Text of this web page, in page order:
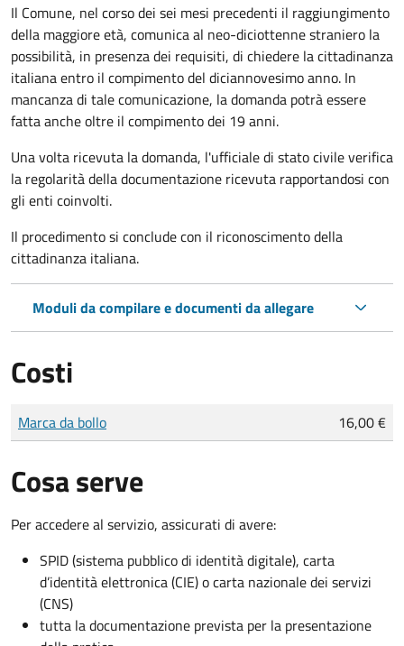
Il Comune, nel corso dei sei mesi precedenti il raggiungimento
della maggiore età, comunica al neo-diciottenne straniero la
possibilità, in presenza dei requisiti, di chiedere la cittadinanza
italiana entro il compimento del diciannovesimo anno. In
mancanza di tale comunicazione, la domanda potrà essere
fatta anche oltre il compimento dei 19 anni.
Una volta ricevuta la domanda, l'ufficiale di stato civile verifica
la regolarità della documentazione ricevuta rapportandosi con
gli enti coinvolti.
Il procedimento si conclude con il riconoscimento della
cittadinanza italiana.
Moduli da compilare e documenti da allegare
Costi
Tipo di pagamento
Importo
Marca da bollo 16,00 €
Cosa serve
Per accedere al servizio, assicurati di avere:
SPID (sistema pubblico di identità digitale), carta
d’identità elettronica (CIE) o carta nazionale dei servizi
(CNS)
tutta la documentazione prevista per la presentazione